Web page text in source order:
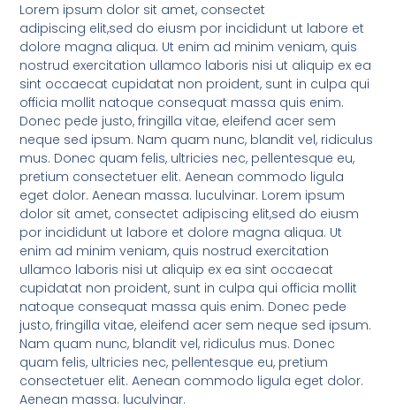
Lorem ipsum dolor sit amet, consectet
adipiscing elit,sed do eiusm por incididunt ut labore et
dolore magna aliqua. Ut enim ad minim veniam, quis
nostrud exercitation ullamco laboris nisi ut aliquip ex ea
sint occaecat cupidatat non proident, sunt in culpa qui
officia mollit natoque consequat massa quis enim.
Donec pede justo, fringilla vitae, eleifend acer sem
neque sed ipsum. Nam quam nunc, blandit vel, ridiculus
mus. Donec quam felis, ultricies nec, pellentesque eu,
pretium consectetuer elit. Aenean commodo ligula
eget dolor. Aenean massa. luculvinar. Lorem ipsum
dolor sit amet, consectet adipiscing elit,sed do eiusm
por incididunt ut labore et dolore magna aliqua. Ut
enim ad minim veniam, quis nostrud exercitation
ullamco laboris nisi ut aliquip ex ea sint occaecat
cupidatat non proident, sunt in culpa qui officia mollit
natoque consequat massa quis enim. Donec pede
justo, fringilla vitae, eleifend acer sem neque sed ipsum.
Nam quam nunc, blandit vel, ridiculus mus. Donec
quam felis, ultricies nec, pellentesque eu, pretium
consectetuer elit. Aenean commodo ligula eget dolor.
Aenean massa. luculvinar.